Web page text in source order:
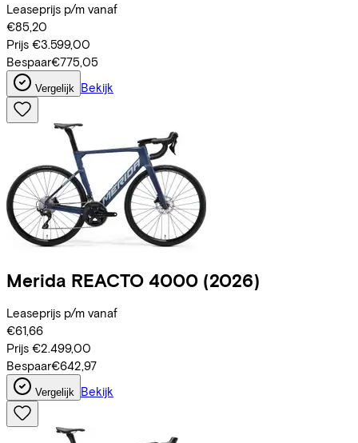
Leaseprijs p/m vanaf
€85,20
Prijs €3.599,00
Bespaar€775,05
Vergelijk Bekijk
Merida REACTO 4000 (2026)
Leaseprijs p/m vanaf
€61,66
Prijs €2.499,00
Bespaar€642,97
Vergelijk Bekijk